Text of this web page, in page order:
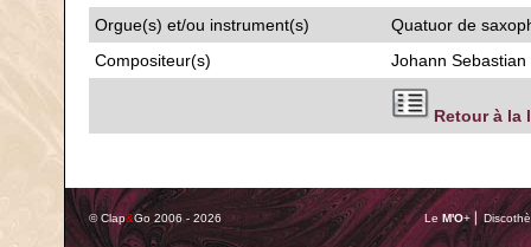
Orgue(s) et/ou instrument(s)
Quatuor de
Compositeur(s)
Johann Sebastian
Retour à la
© Clap&Go 2006 - 2026 Le M'O+ ⎢